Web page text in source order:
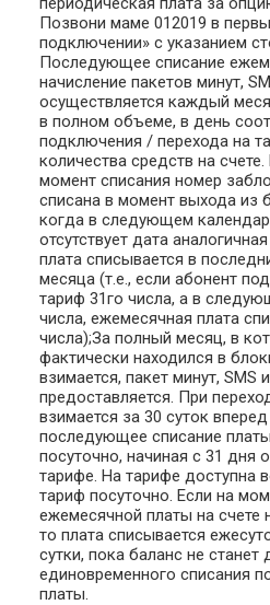
Позвони маме 012019 в
подключении» с указанием
Последующее списание
начисление пакетов минут,
осуществляется каждый
в полном объеме, в день
подключения / перехода на
количества средств на
момент списания номер
списана в момент выхода из
когда в следующем
отсутствует дата
плата списывается в
месяца (т.е., если абонент
тариф 31го числа, а в
числа, ежемесячная плата
числа);За полный месяц, в
фактически находился в
взимается, пакет минут, SMS
предоставляется. При
взимается за 30 суток
последующее списание
посуточно, начиная с 31 дня
тарифе. На тарифе доступна
тариф посуточно. Если на
ежемесячной платы на счете
то плата списывается
сутки, пока баланс не
единовременного списания
платы.